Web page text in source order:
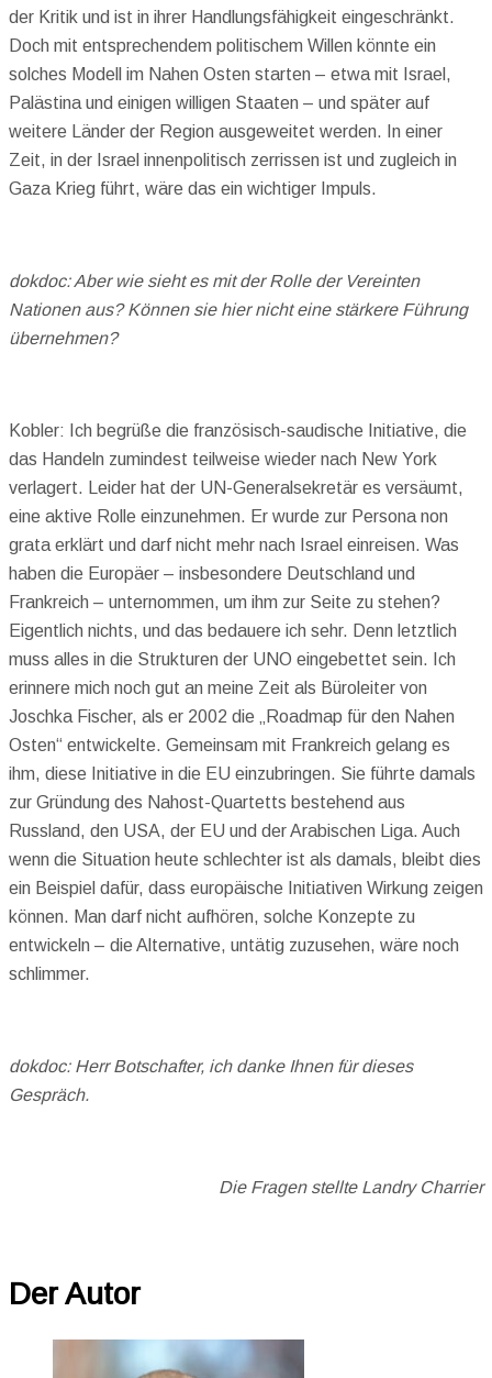
der Kritik und ist in ihrer Handlungsfähigkeit eingeschränkt.
Doch mit entsprechendem politischem Willen könnte ein
solches Modell im Nahen Osten starten – etwa mit Israel,
Palästina und einigen willigen Staaten – und später auf
weitere Länder der Region ausgeweitet werden. In einer
Zeit, in der Israel innenpolitisch zerrissen ist und zugleich in
Gaza Krieg führt, wäre das ein wichtiger Impuls.
dokdoc: Aber wie sieht es mit der Rolle der Vereinten
Nationen aus? Können sie hier nicht eine stärkere Führung
übernehmen?
Kobler: Ich begrüße die französisch-saudische Initiative, die
das Handeln zumindest teilweise wieder nach New York
verlagert. Leider hat der UN-Generalsekretär es versäumt,
eine aktive Rolle einzunehmen. Er wurde zur Persona non
grata erklärt und darf nicht mehr nach Israel einreisen. Was
haben die Europäer – insbesondere Deutschland und
Frankreich – unternommen, um ihm zur Seite zu stehen?
Eigentlich nichts, und das bedauere ich sehr. Denn letztlich
muss alles in die Strukturen der UNO eingebettet sein. Ich
erinnere mich noch gut an meine Zeit als Büroleiter von
Joschka Fischer, als er 2002 die „Roadmap für den Nahen
Osten“ entwickelte. Gemeinsam mit Frankreich gelang es
ihm, diese Initiative in die EU einzubringen. Sie führte damals
zur Gründung des Nahost-Quartetts bestehend aus
Russland, den USA, der EU und der Arabischen Liga. Auch
wenn die Situation heute schlechter ist als damals, bleibt dies
ein Beispiel dafür, dass europäische Initiativen Wirkung zeigen
können. Man darf nicht aufhören, solche Konzepte zu
entwickeln – die Alternative, untätig zuzusehen, wäre noch
schlimmer.
dokdoc: Herr Botschafter, ich danke Ihnen für dieses
Gespräch.
Die Fragen stellte Landry Charrier
Der Autor